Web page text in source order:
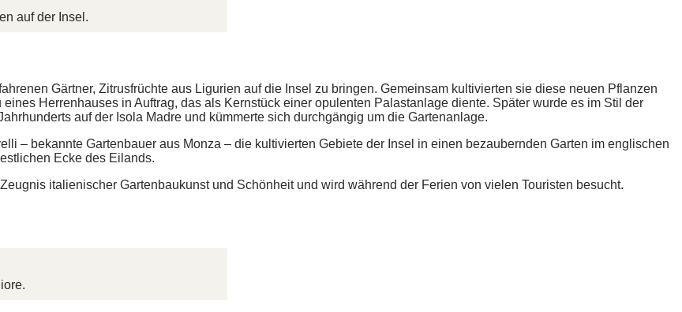
auf der Insel.
Gärtner, Zitrusfrüchte aus Ligurien auf die Insel zu bringen. Gemeinsam kultivierten sie diese neuen Pflanzen
Herrenhauses in Auftrag, das als Kernstück einer opulenten Palastanlage diente. Später wurde es im Stil der
auf der Isola Madre und kümmerte sich durchgängig um die Gartenanlage.
– bekannte Gartenbauer aus Monza – die kultivierten Gebiete der Insel in einen bezaubernden Garten im englischen
Ecke des Eilands.
italienischer Gartenbaukunst und Schönheit und wird während der Ferien von vielen Touristen besucht.